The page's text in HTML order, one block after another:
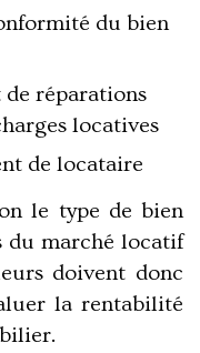
du bien
de réparations
locatives
de locataire
le type de bien
du marché locatif
doivent donc
la rentabilité